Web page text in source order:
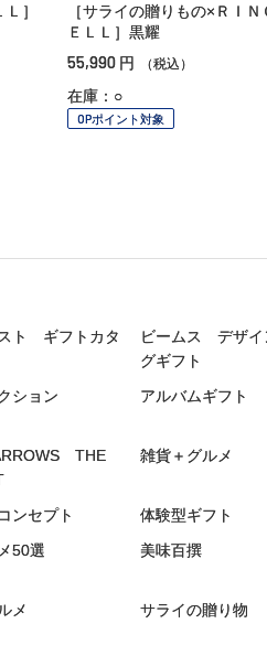
］
［サライの贈りもの×ＲＩ
ＥＬＬ］黒耀
55,990 円 （税込）
在庫：○
OPポイント対象
ト ギフトカタ
ビームス デザ
グギフト
ション アルバムギフト
THE
雑貨＋グルメ
ンセプト 体験型ギフト
50選 美味百撰
メ サライの贈り物